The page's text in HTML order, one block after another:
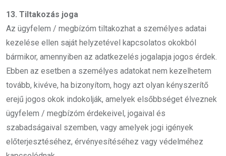
13. Tiltakozás joga
Az ügyfelem / megbízóm tiltakozhat a személyes adatai
kezelése ellen saját helyzetével kapcsolatos okokból
bármikor, amennyiben az adatkezelés jogalapja jogos érdek.
Ebben az esetben a személyes adatokat nem kezelhetem
tovább, kivéve, ha bizonyítom, hogy azt olyan kényszerítő
erejű jogos okok indokolják, amelyek elsőbbséget élveznek
ügyfelem / megbízóm érdekeivel, jogaival és
szabadságaival szemben, vagy amelyek jogi igények
előterjesztéséhez, érvényesítéséhez vagy védelméhez